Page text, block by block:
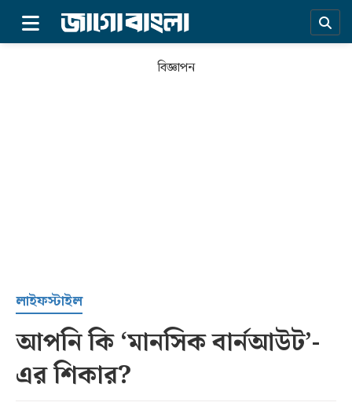
সর্বশেষ
বিজ্ঞাপন
লাইফস্টাইল
আপনি কি ‘মানসিক বার্নআউট’-
এর শিকার?